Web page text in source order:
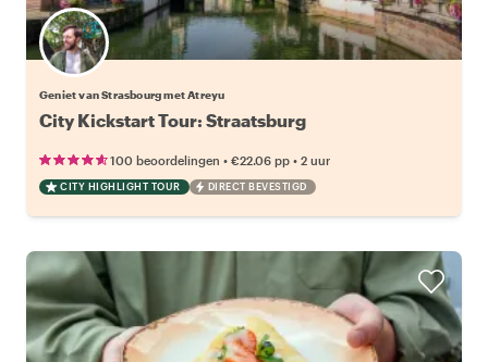
Geniet van Strasbourg met Atreyu
City Kickstart Tour: Straatsburg
100 beoordelingen • €22.06 pp • 2 uur
CITY HIGHLIGHT TOUR DIRECT BEVESTIGD